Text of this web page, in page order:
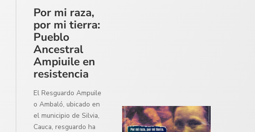
Por mi raza,
por mi tierra:
Pueblo
Ancestral
Ampiuile en
resistencia
El Resguardo Ampuile
o Ambaló, ubicado en
el municipio de Silvia,
Cauca, resguardo ha